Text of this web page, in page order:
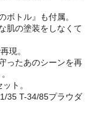
ボトル』も付属。
肌の塗装をしなくて
現。
ったあのシーンを再
ト。
35 T-34/85プラウダ